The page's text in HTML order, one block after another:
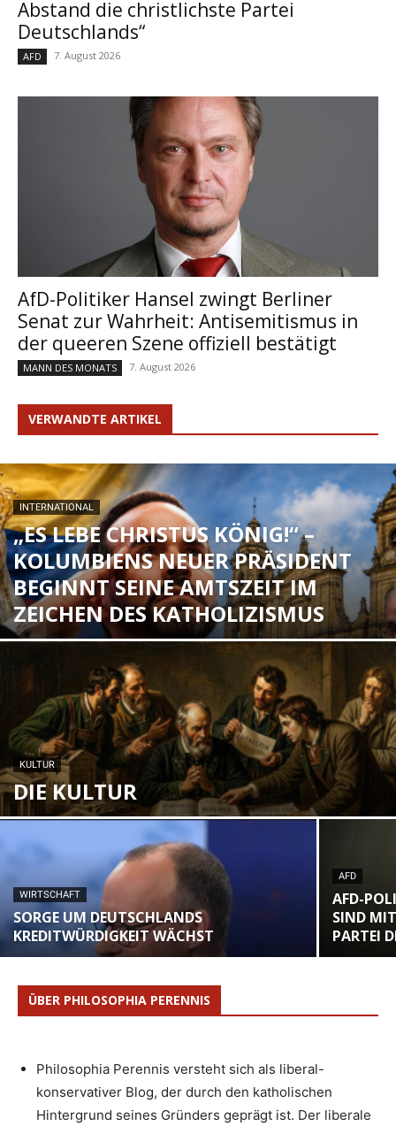
Abstand die christlichste Partei
Deutschlands“
AFD 7. August 2026
AfD-Politiker Hansel zwingt Berliner
Senat zur Wahrheit: Antisemitismus in
der queeren Szene offiziell bestätigt
MANN DES MONATS 7. August 2026
VERWANDTE ARTIKEL
INTERNATIONAL
„ES LEBE CHRISTUS KÖNIG!“ –
KOLUMBIENS NEUER PRÄSIDENT
BEGINNT SEINE AMTSZEIT IM
ZEICHEN DES KATHOLIZISMUS
KULTUR
DIE KULTUR
WIRTSCHAFT
SORGE UM DEUTSCHLANDS
KREDITWÜRDIGKEIT WÄCHST
AFD
AFD-
SIND
PARTEI
ÜBER PHILOSOPHIA PERENNIS
Philosophia Perennis versteht sich als liberal-
konservativer Blog, der durch den katholischen
Hintergrund seines Gründers geprägt ist. Der liberale